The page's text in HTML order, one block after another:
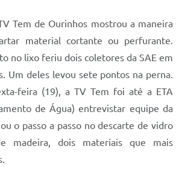
Tem de Ourinhos mostrou a maneira
material cortante ou perfurante.
no lixo feriu dois coletores da SAE em
Um deles levou sete pontos na perna.
feira (19), a TV Tem foi até a ETA
de Água) entrevistar equipe da
o passo a passo no descarte de vidro
madeira, dois materiais que mais